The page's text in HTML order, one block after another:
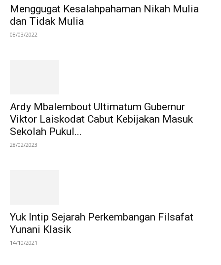
Menggugat Kesalahpahaman Nikah Mulia
dan Tidak Mulia
08/03/2022
Ardy Mbalembout Ultimatum Gubernur
Viktor Laiskodat Cabut Kebijakan Masuk
Sekolah Pukul...
28/02/2023
Yuk Intip Sejarah Perkembangan Filsafat
Yunani Klasik
14/10/2021